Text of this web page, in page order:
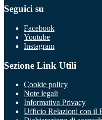
Seguici su
Facebook
Youtube
Instagram
Sezione Link Utili
Cookie policy
Note legali
Informativa Privacy
Ufficio Relazioni con il